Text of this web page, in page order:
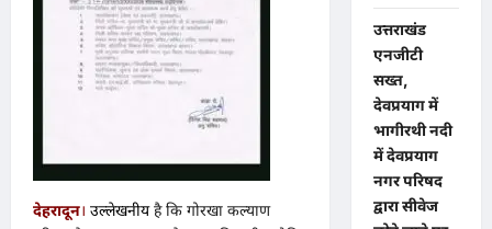
देहरादून। उल्लेखनीयहै कि गोरखा कल्याण
उत्तराखंड
एनजीटी
सख्त,
देवप्रयाग में
भागीरथी नदी
में देवप्रयाग
नगर परिषद
द्वारा सीवेज